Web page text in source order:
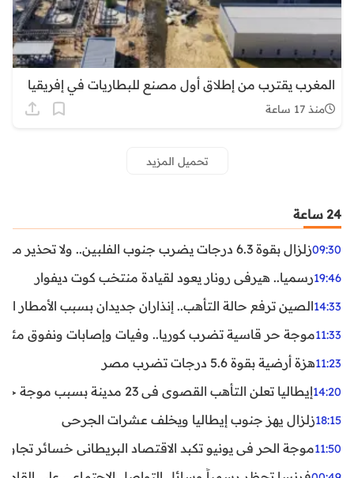
المغرب يقترب من إطلاق أول مصنع للبطاريات في إفريقيا
منذ 17 ساعة
تحميل المزيد
24 ساعة
09:30زلزال بقوة 6.3 درجات يضرب جنوب الفلبين.. ولا تحذير من تسونامي حتى الآن
19:46رسميا.. هيرفي رونار يعود لقيادة منتخب كوت ديفوار
14:33الصين ترفع حالة التأهب.. إنذاران جديدان بسبب الأمطار
11:33موجة حر قاسية تضرب كوريا.. وفيات وإصابات ونفوق مئات
11:23هزة أرضية بقوة 5.6 درجات تضرب مصر
14:20إيطاليا تعلن التأهب القصوى في 23 مدينة بسبب موجة حر شديدة
18:15زلزال يهز جنوب إيطاليا ويخلف عشرات الجرحى
11:50موجة الحر في يونيو تكبد الاقتصاد البريطاني خسائر تجاوزت 1.5 مليار